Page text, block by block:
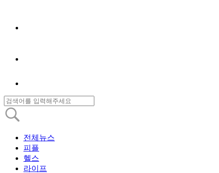
전체뉴스
피플
헬스
라이프